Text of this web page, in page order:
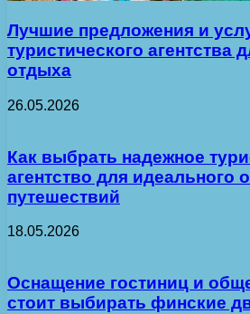
Лучшие предложения и
туристического агентства
отдыха
26.05.2026
Как выбрать надежное
агентство для идеального
путешествий
18.05.2026
Оснащение гостиниц и
стоит выбирать финские